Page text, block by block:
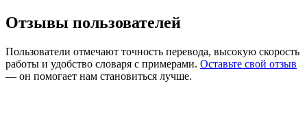
Отзывы пользователей
Пользователи отмечают точность перевода, высокую скорость
работы и удобство словаря с примерами. Оставьте свой отзыв
— он помогает нам становиться лучше.